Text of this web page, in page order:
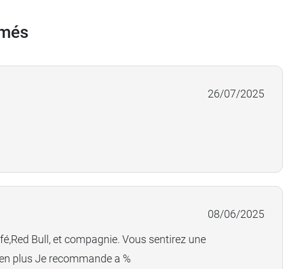
26/07/2025
08/06/2025
Bull, et compagnie. Vous sentirez une
plus Je recommande a %